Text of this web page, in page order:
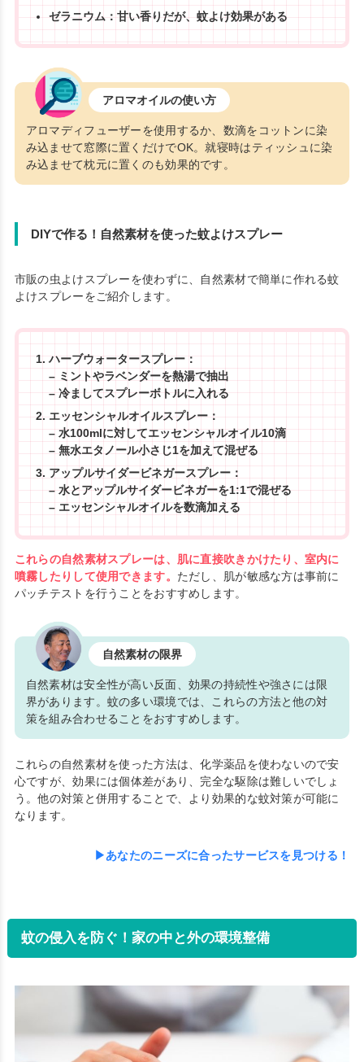
ゼラニウム：甘い香りだが、蚊よけ効果がある
アロマオイルの使い方
アロマディフューザーを使用するか、数滴をコットンに染
み込ませて窓際に置くだけでOK。就寝時はティッシュに染
み込ませて枕元に置くのも効果的です。
DIYで作る！自然素材を使った蚊よけスプレー
市販の虫よけスプレーを使わずに、自然素材で簡単に作れる蚊
よけスプレーをご紹介します。
ハーブウォータースプレー：
– ミントやラベンダーを熱湯で抽出
– 冷ましてスプレーボトルに入れる
エッセンシャルオイルスプレー：
– 水100mlに対してエッセンシャルオイル10滴
– 無水エタノール小さじ1を加えて混ぜる
アップルサイダービネガースプレー：
– 水とアップルサイダービネガーを1:1で混ぜる
– エッセンシャルオイルを数滴加える
これらの自然素材スプレーは、肌に直接吹きかけたり、室内に
噴霧したりして使用できます。 ただし、肌が敏感な方は事前に
パッチテストを行うことをおすすめします。
自然素材の限界
自然素材は安全性が高い反面、効果の持続性や強さには限
界があります。蚊の多い環境では、これらの方法と他の対
策を組み合わせることをおすすめします。
これらの自然素材を使った方法は、化学薬品を使わないので安
心ですが、効果には個体差があり、完全な駆除は難しいでしょ
う。他の対策と併用することで、より効果的な蚊対策が可能に
なります。
▶あなたのニーズに合ったサービスを見つける！
蚊の侵入を防ぐ！家の中と外の環境整備